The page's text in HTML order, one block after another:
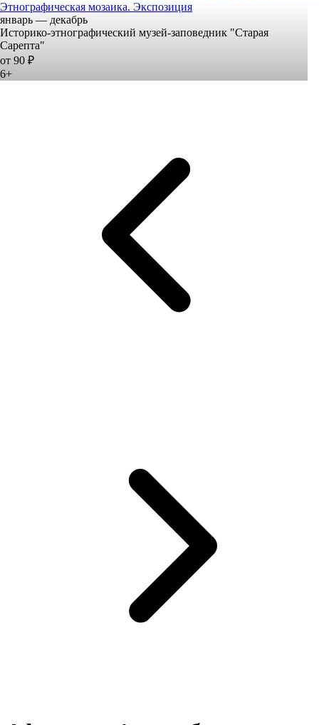
Этнографическая мозаика. Экспозиция
январь — декабрь
Историко-этнографический музей-заповедник "Старая
Сарепта"
от 90 ₽
6+